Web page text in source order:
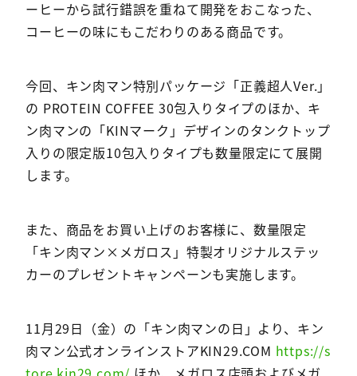
ーヒーから試行錯誤を重ねて開発をおこなった、
コーヒーの味にもこだわりのある商品です。
今回、キン肉マン特別パッケージ「正義超人Ver.」
の PROTEIN COFFEE 30包入りタイプのほか、キ
ン肉マンの「KINマーク」デザインのタンクトップ
入りの限定版10包入りタイプも数量限定にて展開
します。
また、商品をお買い上げのお客様に、数量限定
「キン肉マン×メガロス」特製オリジナルステッ
カーのプレゼントキャンペーンも実施します。
11月29日（金）の「キン肉マンの日」より、キン
肉マン公式オンラインストアKIN29.COM https://s